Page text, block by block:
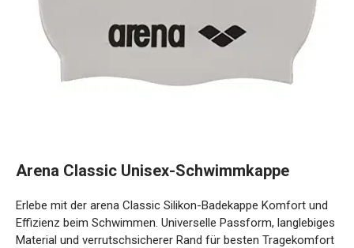
und Effizienz beim Schwimmen. Universelle Passform,
langlebiges Material und verrutschsicherer Rand für besten